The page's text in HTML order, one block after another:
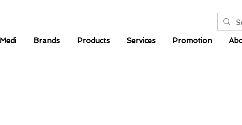
Brands Products Services Promotion